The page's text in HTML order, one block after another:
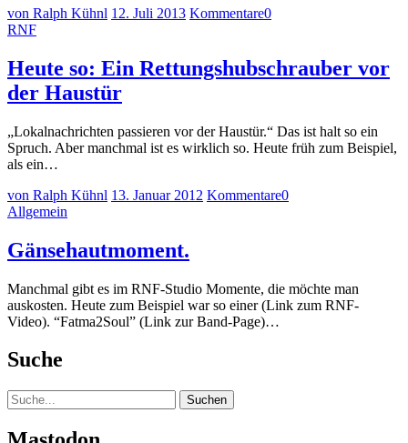
von Ralph Kühnl 12. Juli 2013 Kommentare0
RNF
Heute so: Ein Rettungshubschrauber vor
der Haustür
„Lokalnachrichten passieren vor der Haustür.“ Das ist halt so ein
Spruch. Aber manchmal ist es wirklich so. Heute früh zum Beispiel,
als ein…
von Ralph Kühnl 13. Januar 2012 Kommentare0
Allgemein
Gänsehautmoment.
Manchmal gibt es im RNF-Studio Momente, die möchte man
auskosten. Heute zum Beispiel war so einer (Link zum RNF-
Video). “Fatma2Soul” (Link zur Band-Page)…
Suche
Suche